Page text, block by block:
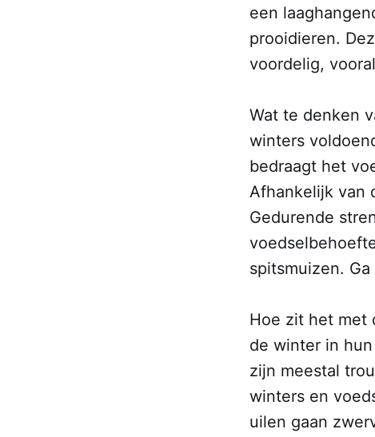
een
prooidieren.
voordelig,
Wat te denken
winters
bedraagt het
Afhankelijk van
Gedurende
spitsmuizen. Ga
Hoe zit het met
de winter in
zijn meestal
winters en
uilen gaan